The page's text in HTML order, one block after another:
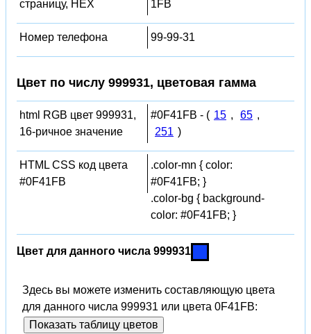
страницу, HEX
1FB
Номер телефона 99-99-31
Цвет по числу 999931, цветовая гамма
html RGB цвет 999931,
16-ричное значение
#0F41FB - ( 15 , 65 ,
251 )
HTML CSS код цвета
#0F41FB
.color-mn { color:
#0F41FB; }
.color-bg { background-
color: #0F41FB; }
Цвет для данного числа 999931
Здесь вы можете изменить составляющую цвета
для данного числа 999931 или цвета 0F41FB:
Показать таблицу цветов